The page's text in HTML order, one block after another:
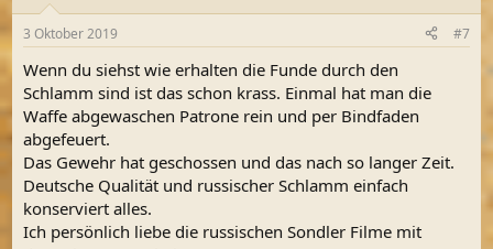
e
:
3 Oktober 2019 #7
Wenn du siehst wie erhalten die Funde durch den
Schlamm sind ist das schon krass. Einmal hat man die
Waffe abgewaschen Patrone rein und per Bindfaden
abgefeuert.
Das Gewehr hat geschossen und das nach so langer Zeit.
Deutsche Qualität und russischer Schlamm einfach
konserviert alles.
Ich persönlich liebe die russischen Sondler Filme mit